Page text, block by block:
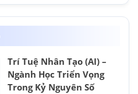
Trí Tuệ Nhân Tạo (AI) –
Ngành Học Triển Vọng
Trong Kỷ Nguyên Số